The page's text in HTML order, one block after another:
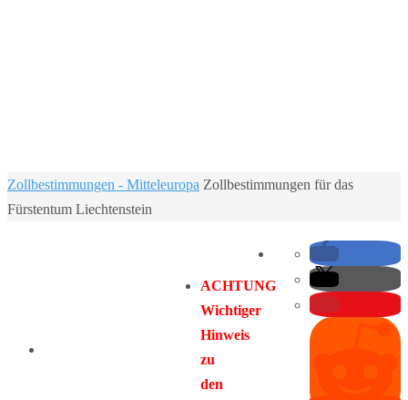
Home
Zollbestimmungen - Mitteleuropa Zollbestimmungen für das
Fürstentum Liechtenstein
ACHTUNG
Wichtiger
Hinweis
zu
den